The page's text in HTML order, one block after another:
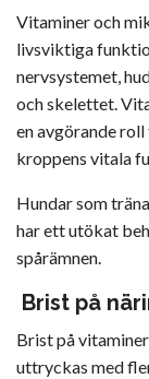
Vitaminer och
livsviktiga
nervsystemet,
och skelettet.
en avgörande
kroppens vitala
Hundar som
har ett utökat
spårämnen.
Brist på
Brist på
uttryckas med